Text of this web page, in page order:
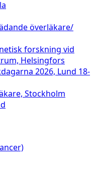
överläkare/
forskning vid
Helsingfors
2026, Lund 18-
Stockholm